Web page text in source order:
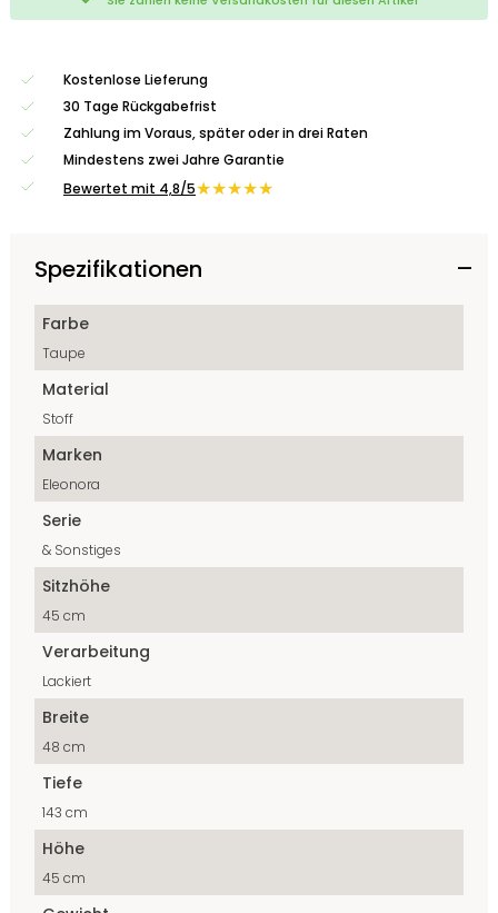
Kostenlose Lieferung
30 Tage Rückgabefrist
Zahlung im Voraus, später oder in drei Raten
Mindestens zwei Jahre Garantie
Bewertet mit 4,8/5★★★★★
Spezifikationen
Farbe
Taupe
Material
Stoff
Marken
Eleonora
Serie
& Sonstiges
Sitzhöhe
45 cm
Verarbeitung
Lackiert
Breite
48 cm
Tiefe
143 cm
Höhe
45 cm